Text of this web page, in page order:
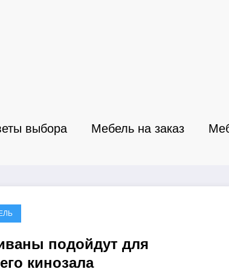
выбора Мебель на заказ
подойдут для
кинозала